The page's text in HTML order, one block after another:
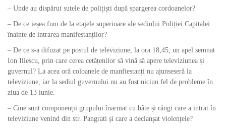
– Unde au dispărut sutele de polițiști după spargerea cordoanelor?
– De ce ieșea fum de la etajele superioare ale sediului Poliției Capitalei
înainte de intrarea manifestanților?
– De ce s-a difuzat pe postul de televiziune, la ora 18,45, un apel semnat
Ion Iliescu, prin care cerea cetățenilor să vină să apere televiziunea și
guvernul? La acea oră coloanele de manfiestanți nu ajunseseră la
televiziune, iar la sediul guvernului nu au fost niciun fel de probleme în
ziua de 13 iunie.
– Cine sunt componenții grupului înarmat cu bâte și răngi care a intrat în
televiziune venind din str. Pangrati și care a declanșat violențele?